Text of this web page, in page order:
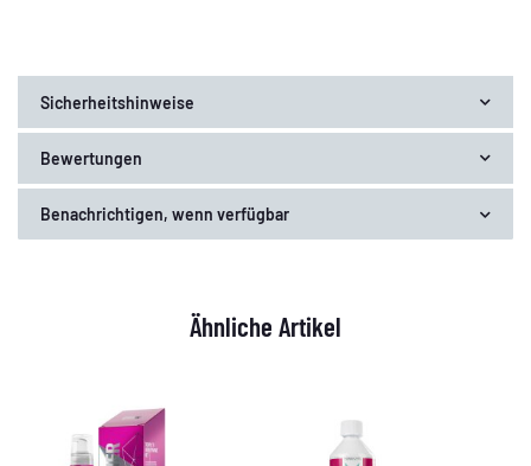
Sicherheitshinweise
Bewertungen
Benachrichtigen, wenn verfügbar
Ähnliche Artikel